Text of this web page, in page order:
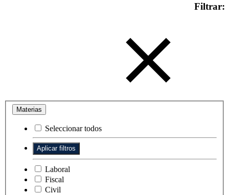
Filtrar:
Materias
Seleccionar todos
Laboral
Fiscal
Civil